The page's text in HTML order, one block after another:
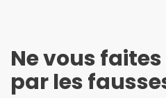
Ne vous
par les